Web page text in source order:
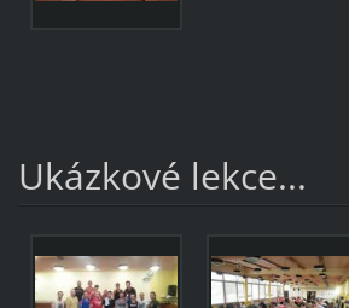
Ukázkové lekce...